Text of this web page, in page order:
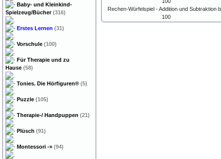
Rechen-Würfelspiel - Addition und Subtraktion
100
Baby- und Kleinkind-
Spielzeug/Bücher(316)
Erstes Lernen (31)
Vorschule (100)
Für Therapie und zu
Hause (58)
Tonies. Die Hörfiguren® (5)
Puzzle (105)
Therapie-/ Handpuppen (21)
Plüsch (91)
Montessori -» (94)